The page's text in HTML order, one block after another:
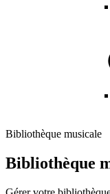
Bibliothèque musicale
Bibliothèque